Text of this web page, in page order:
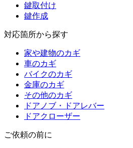
鍵取付け
鍵作成
対応箇所から探す
家や建物のカギ
車のカギ
バイクのカギ
金庫のカギ
その他のカギ
ドアノブ・ドアレバー
ドアクローザー
ご依頼の前に